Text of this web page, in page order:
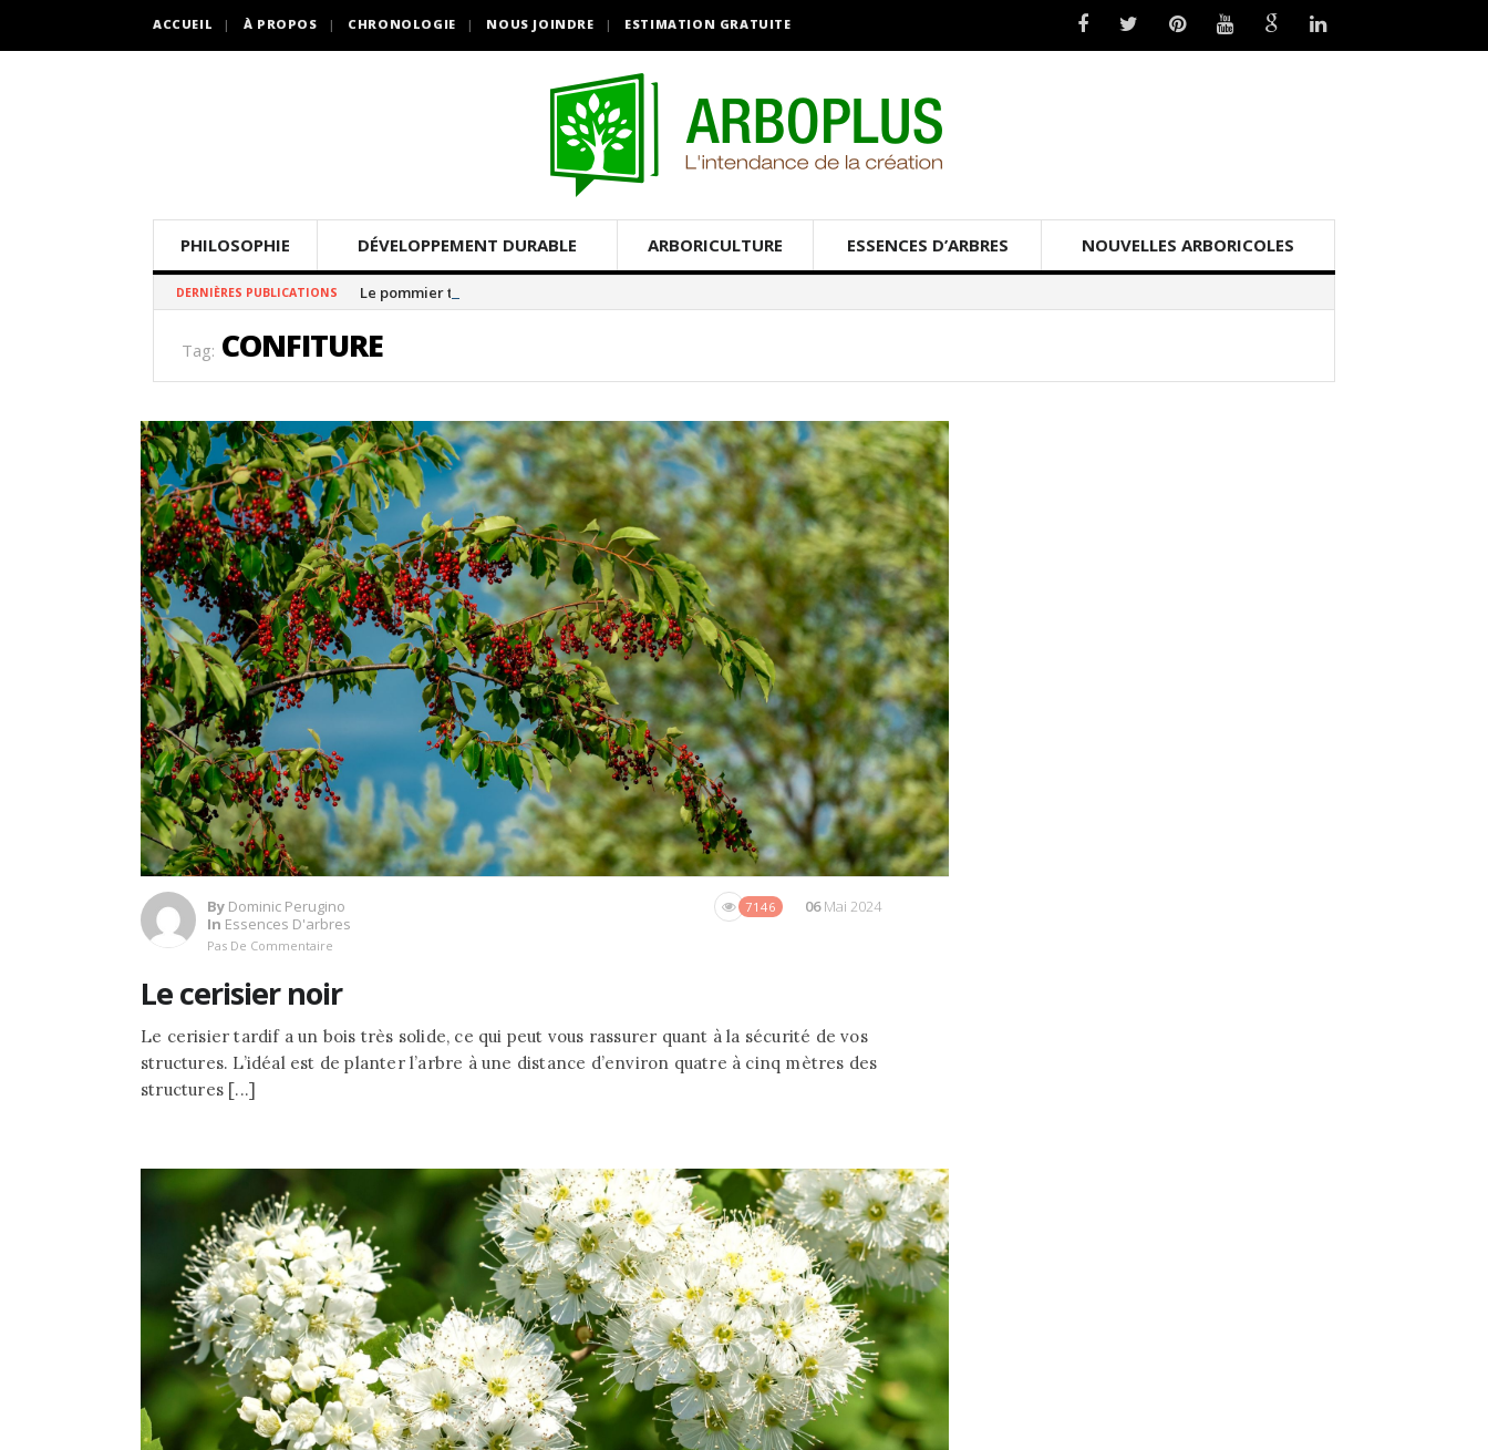
ACCUEIL À PROPOS CHRONOLOGIE NOUS JOINDRE ESTIMATION GRATUITE
PHILOSOPHIE DÉVELOPPEMENT DURABLE ARBORICULTURE ESSENCES D’ARBRES NOUVELLES ARBORICOLES
DERNIÈRES PUBLICATIONS Le pommier thé
Tag: CONFITURE
By Dominic Perugino
In Essences D'arbres
Pas De Commentaire
7146 06Mai 2024
Le cerisier noir
Le cerisier tardif a un bois très solide, ce qui peut vous rassurer quant à la sécurité de vos
structures. L’idéal est de planter l’arbre à une distance d’environ quatre à cinq mètres des
structures [...]